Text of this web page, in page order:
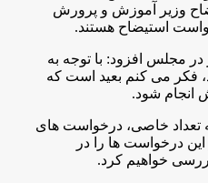
وزیر آموزش و پرورش
استیضاح هستند.
مجلس افزود: با توجه به
فکر می کنم بعید است که
شود.
تعداد خاصی، درخواست های
درخواست ها را در
خواهیم کرد.